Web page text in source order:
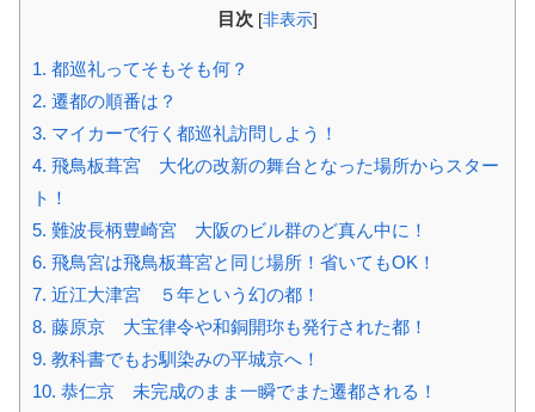
目次 [非表示]
1. 都巡礼ってそもそも何？
2. 遷都の順番は？
3. マイカーで行く都巡礼訪問しよう！
4. 飛鳥板葺宮 大化の改新の舞台となった場所からスター
ト！
5. 難波長柄豊崎宮 大阪のビル群のど真ん中に！
6. 飛鳥宮は飛鳥板葺宮と同じ場所！省いてもOK！
7. 近江大津宮 ５年という幻の都！
8. 藤原京 大宝律令や和銅開珎も発行された都！
9. 教科書でもお馴染みの平城京へ！
10. 恭仁京 未完成のまま一瞬でまた遷都される！